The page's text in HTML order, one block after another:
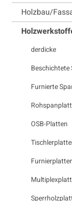
Holzbau/
derdicke
Furnierte
OSB-Platten